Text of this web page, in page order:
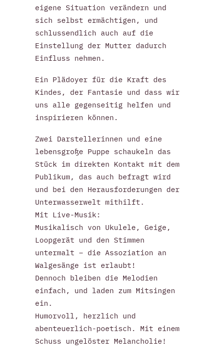
eigene Situation verändern und
sich selbst ermächtigen, und
schlussendlich auch auf die
Einstellung der Mutter dadurch
Einfluss nehmen.
Ein Plädoyer für die Kraft des
Kindes, der Fantasie und dass wir
uns alle gegenseitig helfen und
inspirieren können.
Zwei Darstellerinnen und eine
lebensgroße Puppe schaukeln das
Stück im direkten Kontakt mit dem
Publikum, das auch befragt wird
und bei den Herausforderungen der
Unterwasserwelt mithilft.
Mit Live-Musik:
Musikalisch von Ukulele, Geige,
Loopgerät und den Stimmen
untermalt – die Assoziation an
Walgesänge ist erlaubt!
Dennoch bleiben die Melodien
einfach, und laden zum Mitsingen
ein.
Humorvoll, herzlich und
abenteuerlich-poetisch. Mit einem
Schuss ungelöster Melancholie!